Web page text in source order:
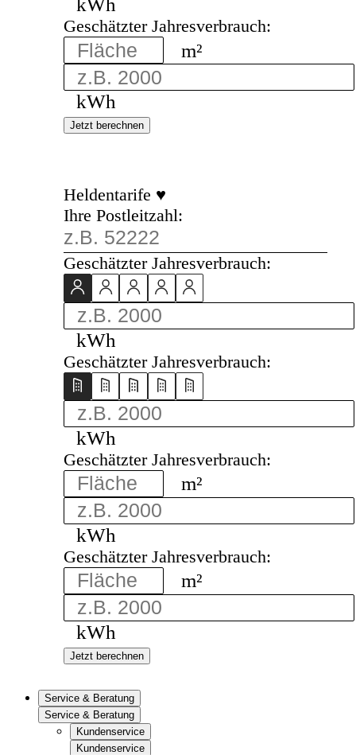
kWh
Geschätzter Jahresverbrauch:
m²
kWh
Jetzt berechnen
Heldentarife ♥
Ihre Postleitzahl:
Geschätzter Jahresverbrauch:
kWh
Geschätzter Jahresverbrauch:
kWh
Geschätzter Jahresverbrauch:
m²
kWh
Geschätzter Jahresverbrauch:
m²
kWh
Jetzt berechnen
Service & Beratung
Service & Beratung
Kundenservice
Kundenservice